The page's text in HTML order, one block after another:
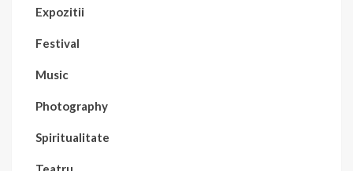
Expozitii
Festival
Music
Photography
Spiritualitate